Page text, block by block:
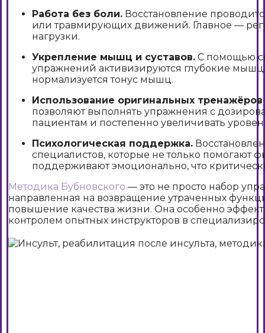
Работа без боли. Восстановление
или травмирующих движений. Главное —
нагрузки.
Укрепление мышц и суставов. С помощью
упражнений активизируются глубокие
нормализуется тонус мышц.
Использование оригинальных тренажёров
позволяют выполнять упражнения с
пациентам и постепенно увеличивать
Психологическая поддержка.
специалистов, которые не только помогают
поддерживают эмоционально, что
Методика Бубновского — это не просто набор
направленная на возвращение утраченных
повышение качества жизни. Она особенно
контролем опытных инструкторов в